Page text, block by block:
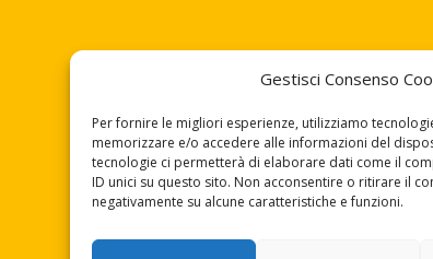
Gestisci Consenso
Per fornire le migliori esperienze, utilizziamo
memorizzare e/o accedere alle informazioni del
tecnologie ci permetterà di elaborare dati come il
ID unici su questo sito. Non acconsentire o ritirare il
negativamente su alcune caratteristiche e funzioni.